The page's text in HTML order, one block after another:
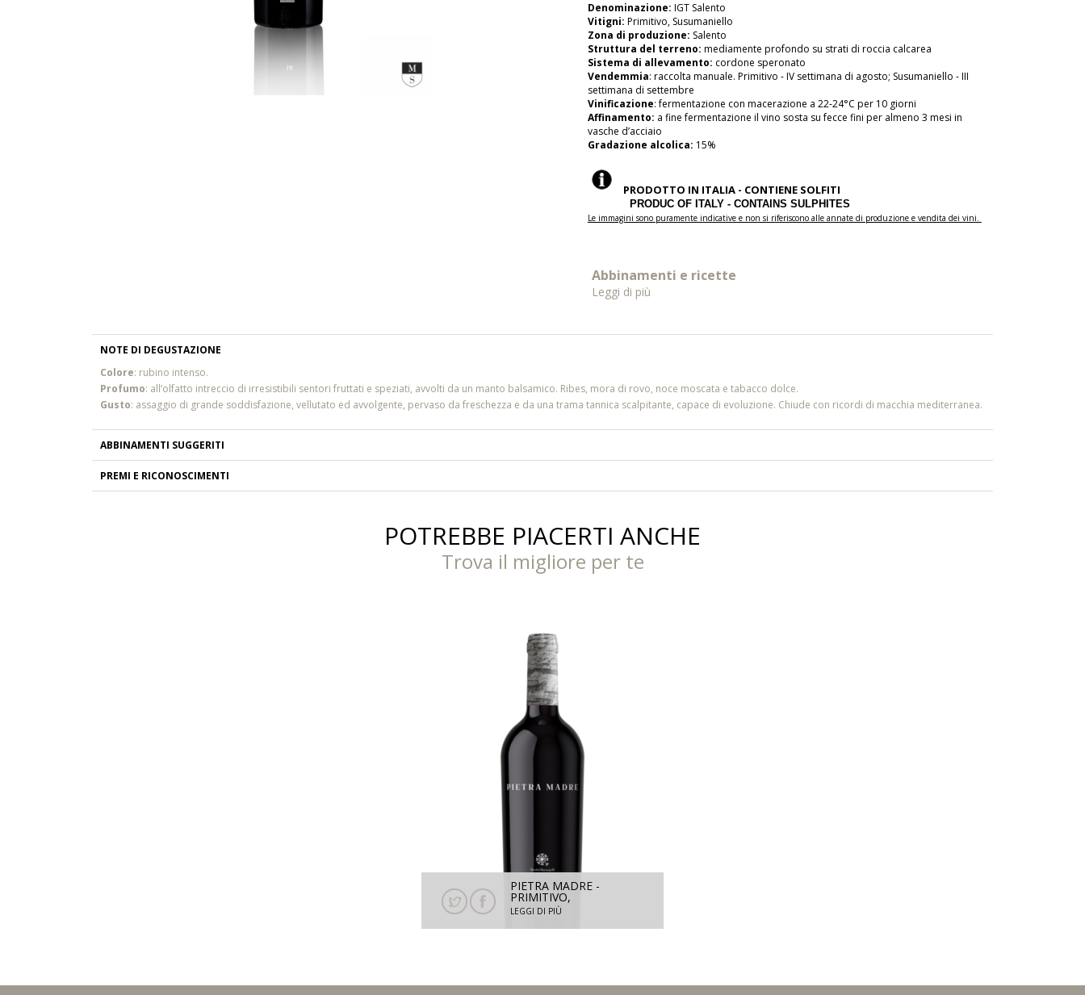
Denominazione: IGT Salento
Vitigni: Primitivo, Susumaniello
Zona di produzione: Salento
Struttura del terreno: mediamente profondo su strati di roccia calcarea
Sistema di allevamento: cordone speronato
Vendemmia: raccolta manuale. Primitivo - IV settimana di agosto; Susumaniello - III
settimana di settembre
Vinificazione: fermentazione con macerazione a 22-24°C per 10 giorni
Affinamento: a fine fermentazione il vino sosta su fecce fini per almeno 3 mesi in
vasche d’acciaio
Gradazione alcolica: 15%
PRODOTTO IN ITALIA - CONTIENE SOLFITI
PRODUC OF ITALY - CONTAINS SULPHITES
Le immagini sono puramente indicative e non si riferiscono alle annate di produzione e vendita dei vini.
Abbinamenti e ricette
Leggi di più
NOTE DI DEGUSTAZIONE
Colore: rubino intenso.
Profumo: all’olfatto intreccio di irresistibili sentori fruttati e speziati, avvolti da un manto balsamico. Ribes, mora di rovo, noce moscata e tabacco dolce.
Gusto: assaggio di grande soddisfazione, vellutato ed avvolgente, pervaso da freschezza e da una trama tannica scalpitante, capace di evoluzione. Chiude con ricordi di macchia mediterranea.
ABBINAMENTI SUGGERITI
PREMI E RICONOSCIMENTI
POTREBBE PIACERTI ANCHE
Trova il migliore per te
PIETRA MADRE -
PRIMITIVO,
SUSUMANIELLO IGT
SALENTO 2023 - 750
ML
LEGGI DI PIÙ